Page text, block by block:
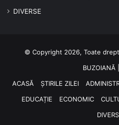
DIVERSE
© Copyright 2026, Toate
BUZOIANĂ
ACASĂ
ȘTIRILE ZILEI
EDUCAȚIE
ECONOMIC